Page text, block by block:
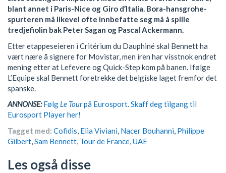
blant annet i Paris-Nice og Giro d’Italia. Bora-hansgrohe-
spurteren må likevel ofte innbefatte seg må å spille
tredjefiolin bak Peter Sagan og Pascal Ackermann.
Etter etappeseieren i Critérium du Dauphiné skal Bennett ha
vært nære å signere for Movistar, men iren har visstnok endret
mening etter at Lefevere og Quick-Step kom på banen. Ifølge
L’Equipe skal Bennett foretrekke det belgiske laget fremfor det
spanske.
ANNONSE: Følg Le Tourpå Eurosport. Skaff deg tilgang til
Eurosport Player her!
Tagget med: Cofidis, Elia Viviani, Nacer Bouhanni, Philippe
Gilbert,Sam Bennett, Tour de France,UAE
Les også disse